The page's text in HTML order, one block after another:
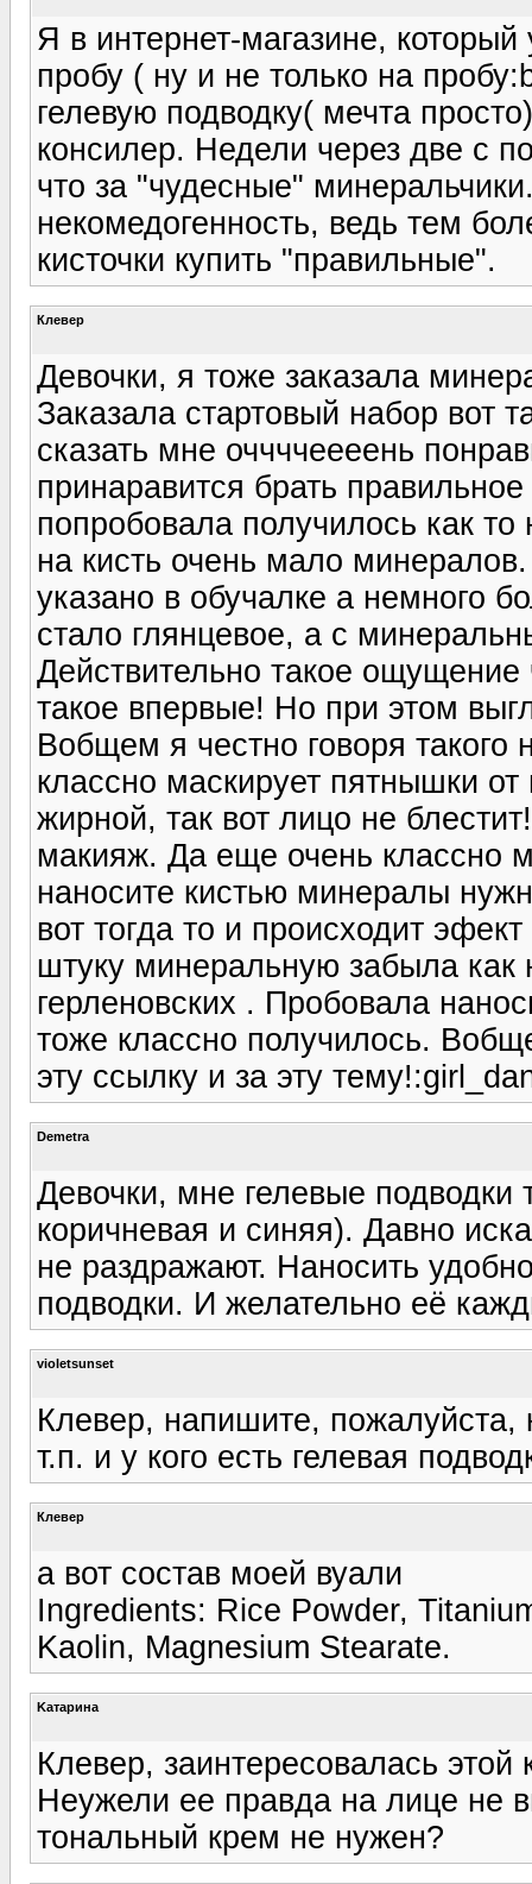
Я в интернет-магазине,
пробу ( ну и не только на
гелевую подводку( мечта
консилер. Недели через две с
что за "чудесные"
некомедогенность, ведь тем
кисточки купить "правильные".
Клевер
Девочки, я тоже заказала
Заказала стартовый набор вот
сказать мне оччччеееень
принаравится брать
попробовала получилось как
на кисть очень мало
указано в обучалке а немного
стало глянцевое, а с
Действительно такое
такое впервые! Но при этом
Вобщем я честно говоря
классно маскирует пятнышки
жирной, так вот лицо не
макияж. Да еще очень классно
наносите кистью минералы
вот тогда то и происходит
штуку минеральную забыла как
герленовских . Пробовала
тоже классно получилось.
эту ссылку и за эту
Demetra
Девочки, мне гелевые
коричневая и синяя). Давно
не раздражают. Наносить
подводки. И желательно её
violetsunset
Клевер, напишите, пожалуйста,
т.п. и у кого есть гелевая
Клевер
а вот состав моей вуали
Ingredients: Rice Powder,
Kaolin, Magnesium Stearate.
Kатарина
Клевер, заинтересовалась
Неужели ее правда на лице не
тональный крем не нужен?